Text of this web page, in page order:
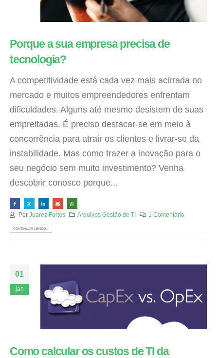
Porque a sua empresa precisa de
tecnologia?
A competitividade está cada vez mais acirrada no
mercado e muitos empreendedores enfrentam
dificuldades. Alguns até mesmo desistem de suas
empreitadas. É preciso destacar-se em meio à
concorrência para atrair os clientes e livrar-se da
instabilidade. Mas como trazer a inovação para o
seu negócio sem muito investimento? Venha
descobrir conosco porque...
Por Juarez Fortes Arquivos Gestão de TI 1 Comentário
CONTINUAR LENDO...
01
jan
Como calcular os custos de TI da